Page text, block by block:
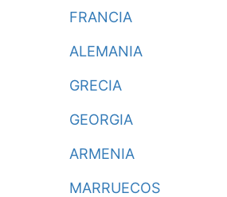
FRANCIA
ALEMANIA
GRECIA
GEORGIA
ARMENIA
MARRUECOS